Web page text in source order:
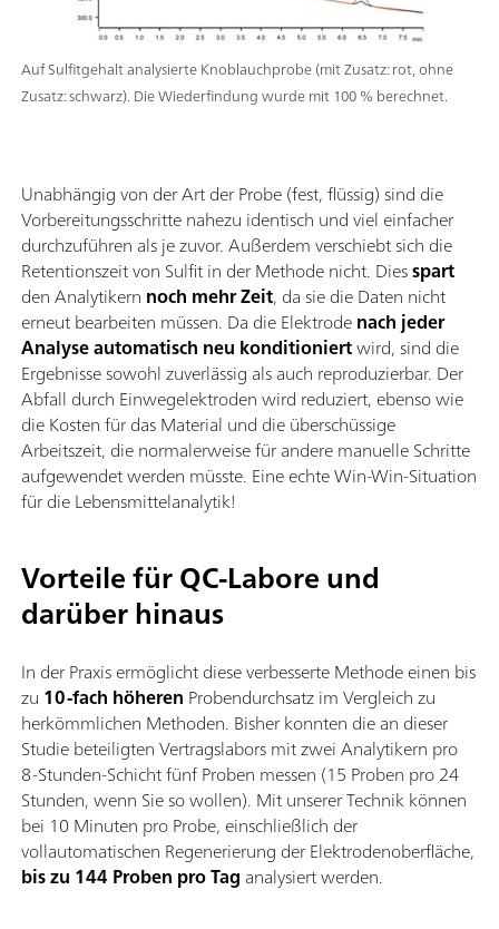
Auf Sulfitgehalt analysierte Knoblauchprobe (mit Zusatz: rot, ohne
Zusatz: schwarz). Die Wiederfindung wurde mit 100 % berechnet.
Unabhängig von der Art der Probe (fest, flüssig) sind die
Vorbereitungsschritte nahezu identisch und viel einfacher
durchzuführen als je zuvor. Außerdem verschiebt sich die
Retentionszeit von Sulfit in der Methode nicht. Diesspart
den Analytikern noch mehr Zeit, da sie die Daten nicht
erneut bearbeiten müssen. Da die Elektrodenach jeder
Analyse automatisch neu konditioniertwird, sind die
Ergebnisse sowohl zuverlässig als auch reproduzierbar. Der
Abfall durch Einwegelektroden wird reduziert, ebenso wie
die Kosten für das Material und die überschüssige
Arbeitszeit, die normalerweise für andere manuelle Schritte
aufgewendet werden müsste. Eine echte Win-Win-Situation
für die Lebensmittelanalytik!
Vorteile für QC-Labore und
darüber hinaus
In der Praxis ermöglicht diese verbesserte Methode einen bis
zu 10-fach höheren Probendurchsatz im Vergleich zu
herkömmlichen Methoden. Bisher konnten die an dieser
Studie beteiligten Vertragslabors mit zwei Analytikern pro
8-Stunden-Schicht fünf Proben messen (15 Proben pro 24
Stunden, wenn Sie so wollen). Mit unserer Technik können
bei 10 Minuten pro Probe, einschließlich der
vollautomatischen Regenerierung der Elektrodenoberfläche,
bis zu 144 Proben pro Tag analysiert werden.